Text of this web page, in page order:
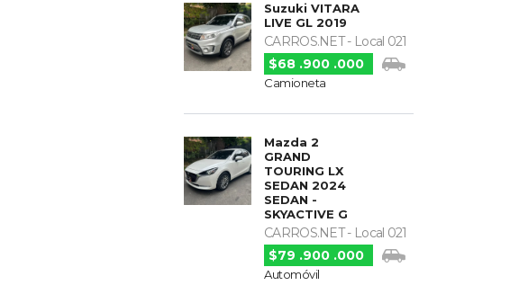
Suzuki VITARA
LIVE GL 2019
CARROS.NET - Local 021
$68 .900 .000
Camioneta
Mazda 2
GRAND
TOURING LX
SEDAN 2024
SEDAN -
SKYACTIVE G
CARROS.NET - Local 021
$79 .900 .000
Automóvil